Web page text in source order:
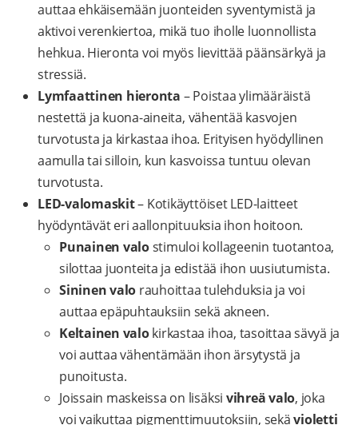
auttaa ehkäisemään juonteiden syventymistä ja
aktivoi verenkiertoa, mikä tuo iholle luonnollista
hehkua. Hieronta voi myös lievittää päänsärkyä ja
stressiä.
Lymfaattinen hieronta – Poistaa ylimääräistä
nestettä ja kuona-aineita, vähentää kasvojen
turvotusta ja kirkastaa ihoa. Erityisen hyödyllinen
aamulla tai silloin, kun kasvoissa tuntuu olevan
turvotusta.
LED-valomaskit– Kotikäyttöiset LED-laitteet
hyödyntävät eri aallonpituuksia ihon hoitoon.
Punainen valostimuloi kollageenin tuotantoa,
silottaa juonteita ja edistää ihon uusiutumista.
Sininen valo rauhoittaa tulehduksia ja voi
auttaa epäpuhtauksiin sekä akneen.
Keltainen valokirkastaa ihoa, tasoittaa sävyä ja
voi auttaa vähentämään ihon ärsytystä ja
punoitusta.
Joissain maskeissa on lisäksi vihreä valo, joka
voi vaikuttaa pigmenttimuutoksiin, sekävioletti